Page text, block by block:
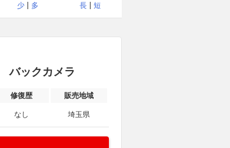
少
多
長
短
バックカメラ
修復歴 販売地域
なし 埼玉県